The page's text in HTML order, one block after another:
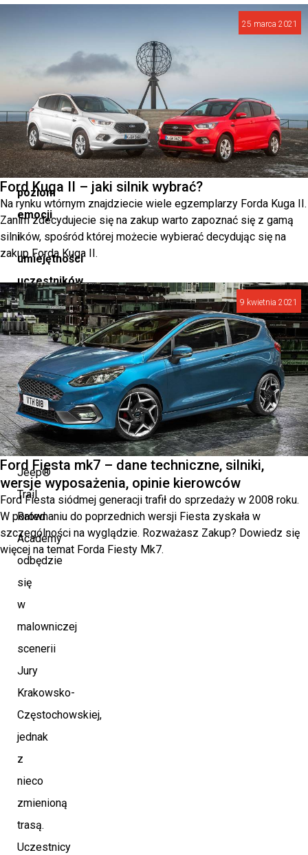
oraz
trasy,
które
podniosą
poziom
emocji
i
umiejętności
uczestników.
Nowa
lokalizacja,
nowe
wyzwania
Tegoroczna
edycja
Jeep®
Trail
Rated
Academy
odbędzie
się
w
malowniczej
scenerii
Jury
Krakowsko-
Częstochowskiej,
jednak
z
nieco
zmienioną
trasą.
Uczestnicy
25 marca 2021
Ford Kuga II – jaki silnik wybrać?
Na rynku wtórnym znajdziecie wiele egzemplarzy Forda Kuga II.
Zanim zdecydujecie się na zakup warto zapoznać się z gamą
silników, spośród której możecie wybierać decydując się na
zakup Forda Kuga II.
9 kwietnia 2021
Ford Fiesta mk7 – dane techniczne, silniki,
wersje wyposażenia, opinie kierowców
Ford Fiesta siódmej generacji trafił do sprzedaży w 2008 roku.
W porównaniu do poprzednich wersji Fiesta zyskała w
szczególności na wyglądzie. Rozważasz Zakup? Dowiedz się
więcej na temat Forda Fiesty Mk7.